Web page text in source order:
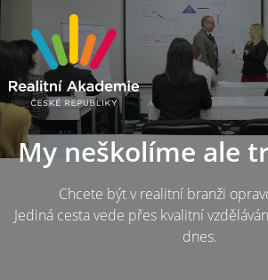
My neškolíme ale
Chcete být v realitní branži
Jediná cesta vede přes kvalitní
dnes.